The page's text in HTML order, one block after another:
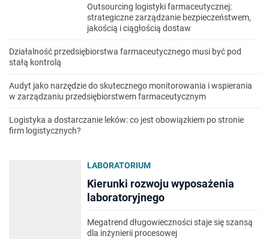
Outsourcing logistyki farmaceutycznej:
strategiczne zarządzanie bezpieczeństwem,
jakością i ciągłością dostaw
Działalność przedsiębiorstwa farmaceutycznego musi być pod
stałą kontrolą
Audyt jako narzędzie do skutecznego monitorowania i wspierania
w zarządzaniu przedsiębiorstwem farmaceutycznym
Logistyka a dostarczanie leków: co jest obowiązkiem po stronie
firm logistycznych?
LABORATORIUM
Kierunki rozwoju wyposażenia
laboratoryjnego
Megatrend długowieczności staje się szansą
dla inżynierii procesowej